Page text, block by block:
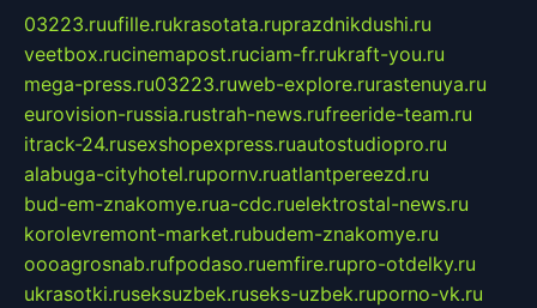
03223.ruufille.rukrasotata.ruprazdnikdushi.ru
veetbox.rucinemapost.ruciam-fr.rukraft-you.ru
mega-press.ru03223.ruweb-explore.rurastenuya.ru
eurovision-russia.rustrah-news.rufreeride-team.ru
itrack-24.rusexshopexpress.ruautostudiopro.ru
alabuga-cityhotel.rupornv.ruatlantpereezd.ru
bud-em-znakomye.rua-cdc.ruelektrostal-news.ru
korolevremont-market.rubudem-znakomye.ru
oooagrosnab.rufpodaso.ruemfire.rupro-otdelky.ru
ukrasotki.ruseksuzbek.ruseks-uzbek.ruporno-vk.ru